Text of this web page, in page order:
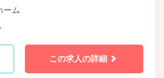
ーム
この求人の詳細